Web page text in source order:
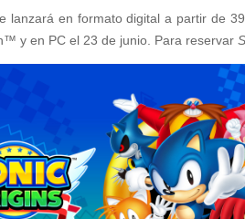
lanzará en formato digital a partir de
y en PC el 23 de junio. Para reservar